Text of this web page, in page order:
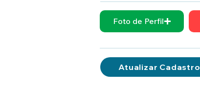
Foto de Perfil
Atualizar Cadastro